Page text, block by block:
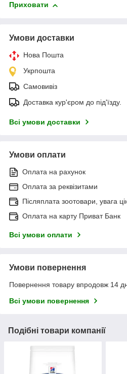
Приховати
Умови доставки
Нова Пошта
Укрпошта
Самовивіз
Доставка кур'єром до під'їзду.
Всі умови доставки
Умови оплати
Оплата на рахунок
Оплата за реквізитами
Післяплата зоотовари, увага
Оплата на карту Приват Банк
Всі умови оплати
Умови повернення
Повернення товару впродовж 14
Всі умови повернення
Подібні товари компанії